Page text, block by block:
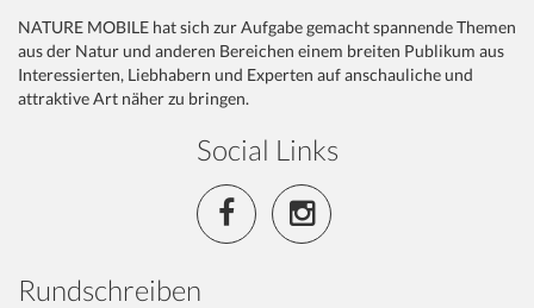
NATURE MOBILE hat sich zur Aufgabe gemacht spannende Themen
aus der Natur und anderen Bereichen einem breiten Publikum aus
Interessierten, Liebhabern und Experten auf anschauliche und
attraktive Art näher zu bringen.
Social Links
Rundschreiben